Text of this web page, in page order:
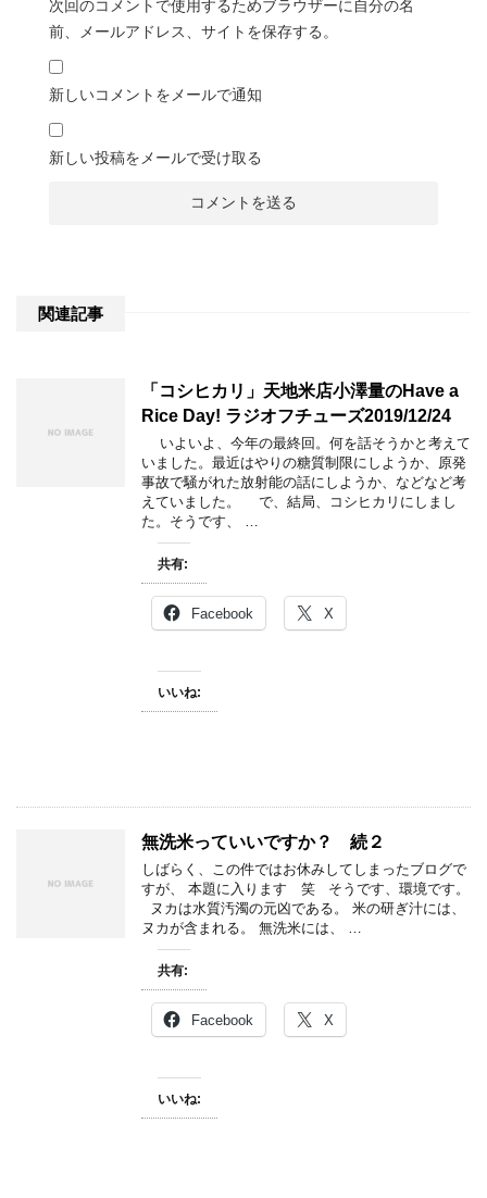
次回のコメントで使用するためブラウザーに自分の名
前、メールアドレス、サイトを保存する。
新しいコメントをメールで通知
新しい投稿をメールで受け取る
関連記事
「コシヒカリ」天地米店小澤量のHave a
Rice Day! ラジオフチューズ2019/12/24
いよいよ、今年の最終回。何を話そうかと考えて
いました。最近はやりの糖質制限にしようか、原発
事故で騒がれた放射能の話にしようか、などなど考
えていました。 で、結局、コシヒカリにしまし
た。そうです、 …
共有:
Facebook X
いいね:
無洗米っていいですか？ 続２
しばらく、この件ではお休みしてしまったブログで
すが、 本題に入ります 笑 そうです、環境です。
ヌカは水質汚濁の元凶である。 米の研ぎ汁には、
ヌカが含まれる。 無洗米には、 …
共有:
Facebook X
いいね: